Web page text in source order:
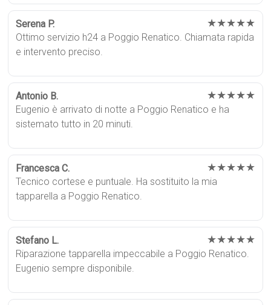
Serena P. ★★★★★
Ottimo servizio h24 a Poggio Renatico. Chiamata rapida
e intervento preciso.
Antonio B. ★★★★★
Eugenio è arrivato di notte a Poggio Renatico e ha
sistemato tutto in 20 minuti.
Francesca C. ★★★★★
Tecnico cortese e puntuale. Ha sostituito la mia
tapparella a Poggio Renatico.
Stefano L. ★★★★★
Riparazione tapparella impeccabile a Poggio Renatico.
Eugenio sempre disponibile.